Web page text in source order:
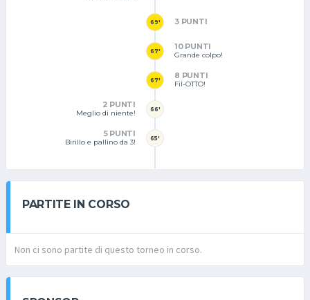
69' 3 PUNTI
67' 10 PUNTI
Grande colpo!
67' 8 PUNTI
Fil-OTTO!
66'
2 PUNTI
Meglio di niente!
65'
5 PUNTI
Birillo e pallino da 3!
PARTITE IN CORSO
Non ci sono partite di questo torneo in corso.